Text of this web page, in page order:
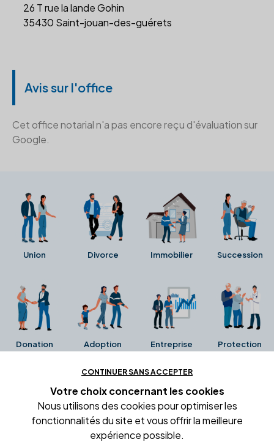
26 T rue la lande Gohin
35430 Saint-jouan-des-guérets
Avis sur l'office
Cet office notarial n'a pas encore reçu d'évaluation sur
Google.
Union Divorce Immobilier Succession
Donation Adoption Entreprise Protection
Ces avis proviennent directement de la fiche Google
Business de l'office notarial. Ils n'ont ni été collectés ni
été vérifiés par Alexia.fr.
CONTINUER SANS ACCEPTER
Votre choix concernant les cookies
Nous utilisons des cookies pour optimiser les
fonctionnalités du site et vous offrir la meilleure
expérience possible.